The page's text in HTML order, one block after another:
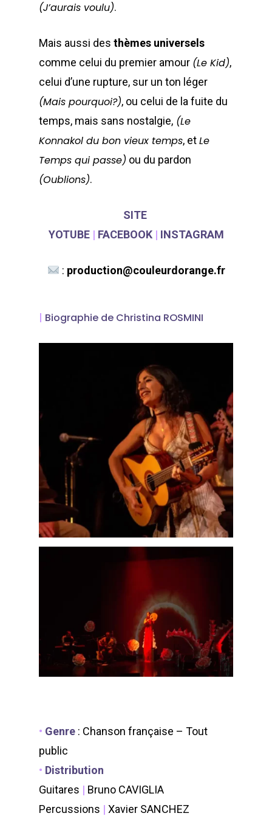
(J’aurais voulu).
Mais aussi des thèmes universels
comme celui du premier amour (Le Kid),
celui d’une rupture, sur un ton léger
(Mais pourquoi?), ou celui de la fuite du
temps, mais sans nostalgie, (Le
Konnakol du bon vieux temps, etLe
Temps qui passe) ou du pardon
(Oublions).
SITE
YOTUBE | FACEBOOK | INSTAGRAM
: production@couleurdorange.fr
| Biographie de Christina ROSMINI
• Genre : Chanson française – Tout
public
• Distribution
Guitares | Bruno CAVIGLIA
Percussions | Xavier SANCHEZ
Adhérentes
Spectacles / Créations
Actualités
Égalité H/F
Archives
Agenda
Adhérer
2500 Castle Dr
Manhattan, NY
T: +216 (0)40 3629
E: